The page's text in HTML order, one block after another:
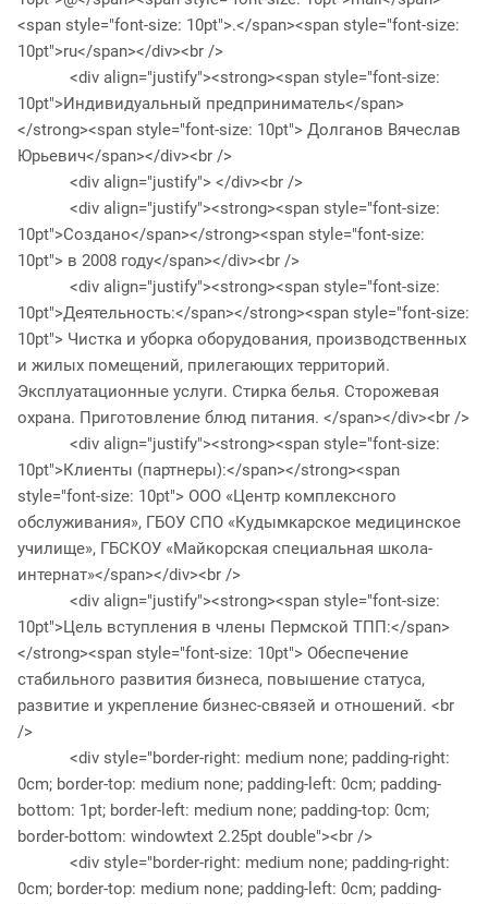
<span style="font-size: 10pt">.</span><span style="font-size:
10pt">ru</span></div><br />
<div align="justify"><strong><span style="font-size:
10pt">Индивидуальный предприниматель</span>
</strong><span style="font-size: 10pt"> Долганов Вячеслав
Юрьевич</span></div><br />
<div align="justify"> </div><br />
<div align="justify"><strong><span style="font-size:
10pt">Создано</span></strong><span style="font-size:
10pt"> в 2008 году</span></div><br />
<div align="justify"><strong><span style="font-size:
10pt">Деятельность:</span></strong><span style="font-size:
10pt"> Чистка и уборка оборудования, производственных
и жилых помещений, прилегающих территорий.
Эксплуатационные услуги. Стирка белья. Сторожевая
охрана. Приготовление блюд питания. </span></div><br />
<div align="justify"><strong><span style="font-size:
10pt">Клиенты (партнеры):</span></strong><span
style="font-size: 10pt"> ООО «Центр комплексного
обслуживания», ГБОУ СПО «Кудымкарское медицинское
училище», ГБСКОУ «Майкорская специальная школа-
интернат»</span></div><br />
<div align="justify"><strong><span style="font-size:
10pt">Цель вступления в члены Пермской ТПП:</span>
</strong><span style="font-size: 10pt"> Обеспечение
стабильного развития бизнеса, повышение статуса,
развитие и укрепление бизнес-связей и отношений. <br
/>
<div style="border-right: medium none; padding-right:
0cm; border-top: medium none; padding-left: 0cm; padding-
bottom: 1pt; border-left: medium none; padding-top: 0cm;
border-bottom: windowtext 2.25pt double"><br />
<div style="border-right: medium none; padding-right:
0cm; border-top: medium none; padding-left: 0cm; padding-